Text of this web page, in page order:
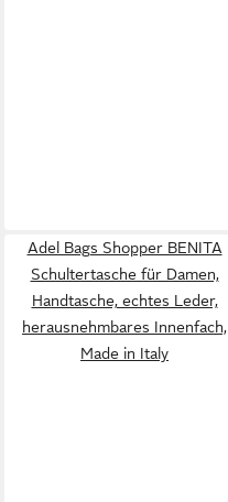
Adel Bags Shopper BENITA
Schultertasche für Damen,
Handtasche, echtes Leder,
herausnehmbares Innenfach,
Made in Italy